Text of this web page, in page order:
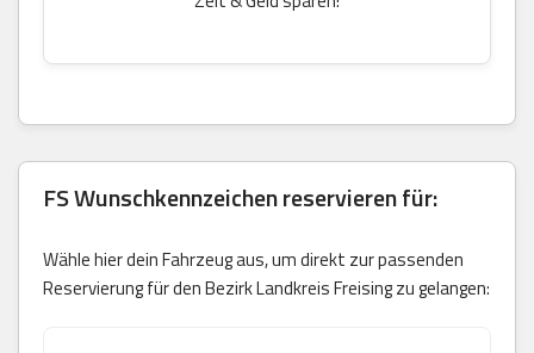
FS Wunschkennzeichen reservieren für:
Wähle hier dein Fahrzeug aus, um direkt zur passenden
Reservierung für den Bezirk Landkreis Freising zu gelangen: